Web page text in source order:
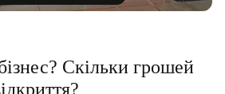
Скільки грошей